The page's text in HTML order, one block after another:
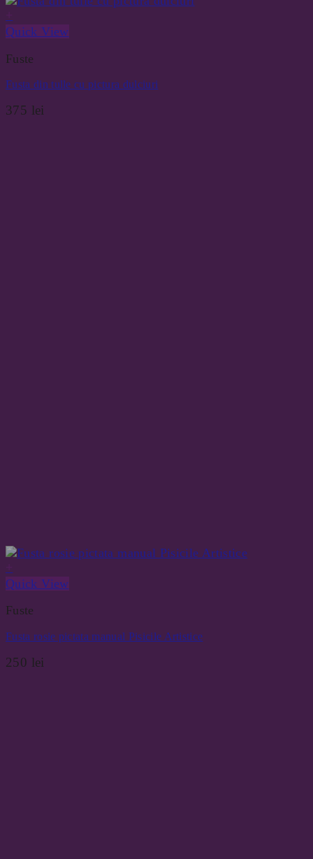
Quick View
Fuste
Fusta din tulle cu pictura dulciuri
375 lei
Quick View
Fuste
Fusta rosie pictata manual Pisicile Artistice
250 lei